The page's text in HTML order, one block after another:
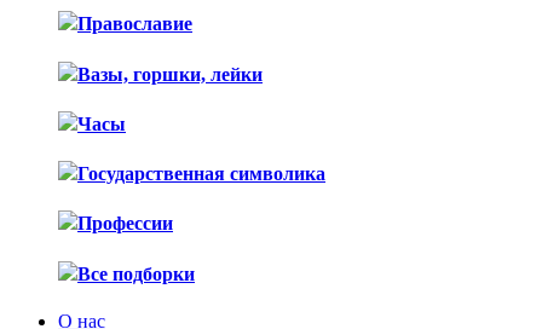
Православие
Вазы, горшки, лейки
Часы
Государственная символика
Профессии
Все подборки
О нас